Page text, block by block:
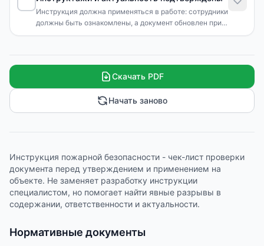
Инструкция должна применяться в работе: сотрудники
должны быть ознакомлены, а документ обновлен при
изменениях на объекте.
Скачать PDF
Начать заново
Инструкция пожарной безопасности - чек-лист проверки
документа перед утверждением и применением на
объекте. Не заменяет разработку инструкции
специалистом, но помогает найти явные разрывы в
содержании, ответственности и актуальности.
Нормативные документы